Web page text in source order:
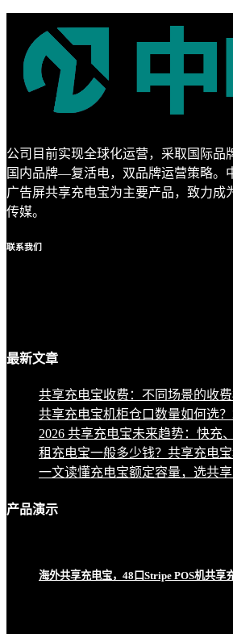
公司目前实现全球化运营，采取国际
国内品牌—复活电，双品牌运营策略。
广告屏共享充电宝为主要产品，致力成
传媒。
联系我们
最新文章
共享充电宝收费：不同场景的收
共享充电宝机柜仓口数量如何选
2026 共享充电宝未来趋势：快充
租充电宝一般多少钱？共享充电
一文读懂充电宝额定容量，选共
产品演示
海外共享充电宝，48口Stripe POS机共享